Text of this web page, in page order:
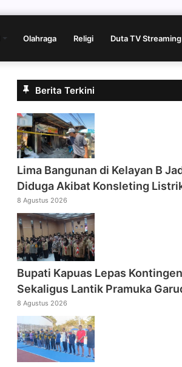
Olahraga Religi Duta TV Streaming
Berita Terkini
Lima Bangunan di Kelayan B
Diduga Akibat Konsleting
8 Agustus 2026
Bupati Kapuas Lepas
Sekaligus Lantik Pramuka
8 Agustus 2026